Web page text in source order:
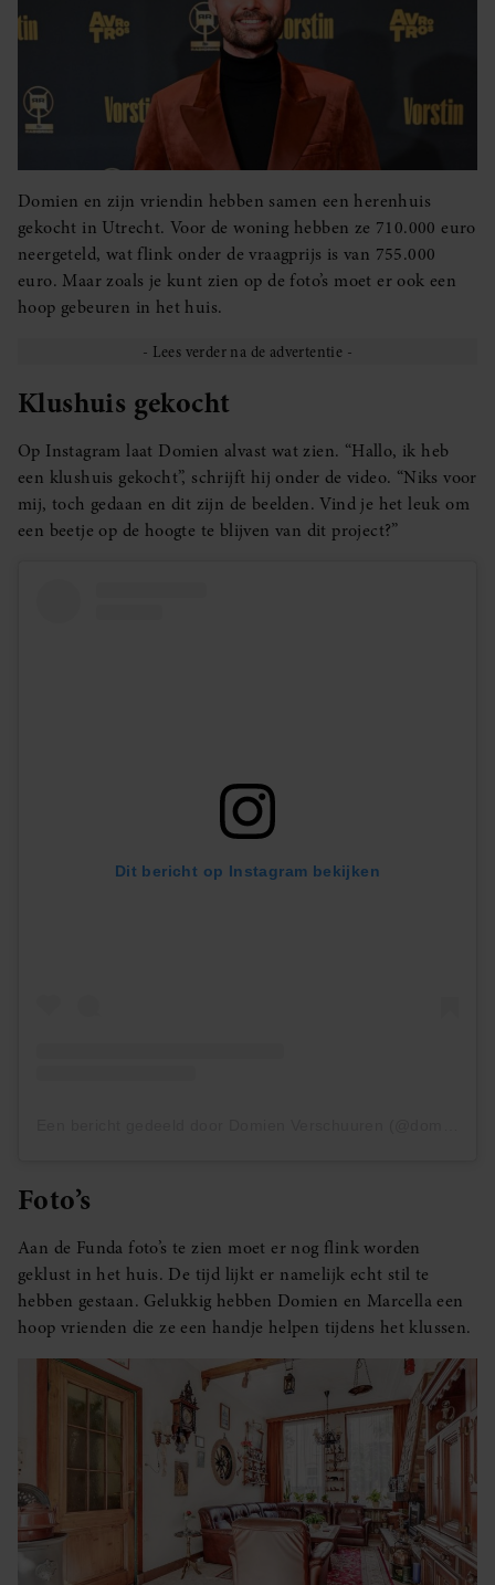
Domien en zijn vriendin hebben samen een herenhuis
gekocht in Utrecht. Voor de woning hebben ze 710.000 euro
neergeteld, wat flink onder de vraagprijs is van 755.000
euro. Maar zoals je kunt zien op de foto’s moet er ook een
hoop gebeuren in het huis.
Klushuis gekocht
Op Instagram laat Domien alvast wat zien. “Hallo, ik heb
een klushuis gekocht”, schrijft hij onder de video. “Niks voor
mij, toch gedaan en dit zijn de beelden. Vind je het leuk om
een beetje op de hoogte te blijven van dit project?”
Dit bericht op Instagram bekijken
Foto’s
Aan de Funda foto’s te zien moet er nog flink worden
geklust in het huis. De tijd lijkt er namelijk echt stil te
hebben gestaan. Gelukkig hebben Domien en Marcella een
hoop vrienden die ze een handje helpen tijdens het klussen.